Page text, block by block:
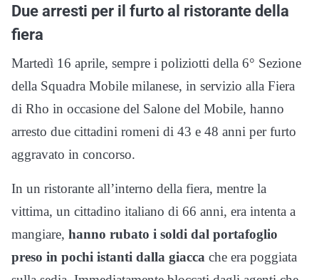
Due arresti per il furto al ristorante della
fiera
Martedì 16 aprile, sempre i poliziotti della 6° Sezione
della Squadra Mobile milanese, in servizio alla Fiera
di Rho in occasione del Salone del Mobile, hanno
arresto due cittadini romeni di 43 e 48 anni per furto
aggravato in concorso.
In un ristorante all’interno della fiera, mentre la
vittima, un cittadino italiano di 66 anni, era intenta a
mangiare, hanno rubato i soldi dal portafoglio
preso in pochi istanti dalla giacca che era poggiata